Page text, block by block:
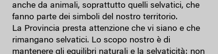
anche da animali, soprattutto quelli selvatici, che
fanno parte dei simboli del nostro territorio.
La Provincia presta attenzione che vi siano e che
rimangano selvatici. Lo scopo nostro è di
mantenere gli equilibri naturali e la selvaticità: non